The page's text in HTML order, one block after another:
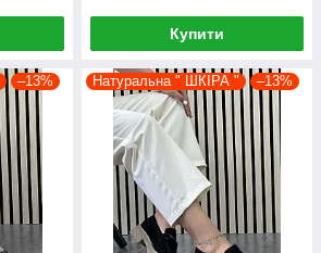
Купити
–13% Натуральна " ШКІРА " –13%